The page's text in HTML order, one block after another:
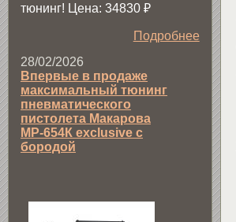
тюнинг! Цена: 34830 ₽
Подробнее
28/02/2026
Впервые в продаже
максимальный тюнинг
пневматического
пистолета Макарова
МР-654К exclusive с
бородой